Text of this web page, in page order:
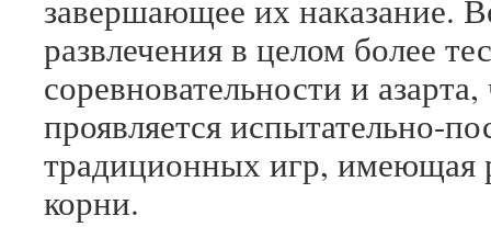
завершающее их наказание.
развлечения в целом более
соревновательности и
проявляется испытательно-
традиционных игр, имеющая
корни.